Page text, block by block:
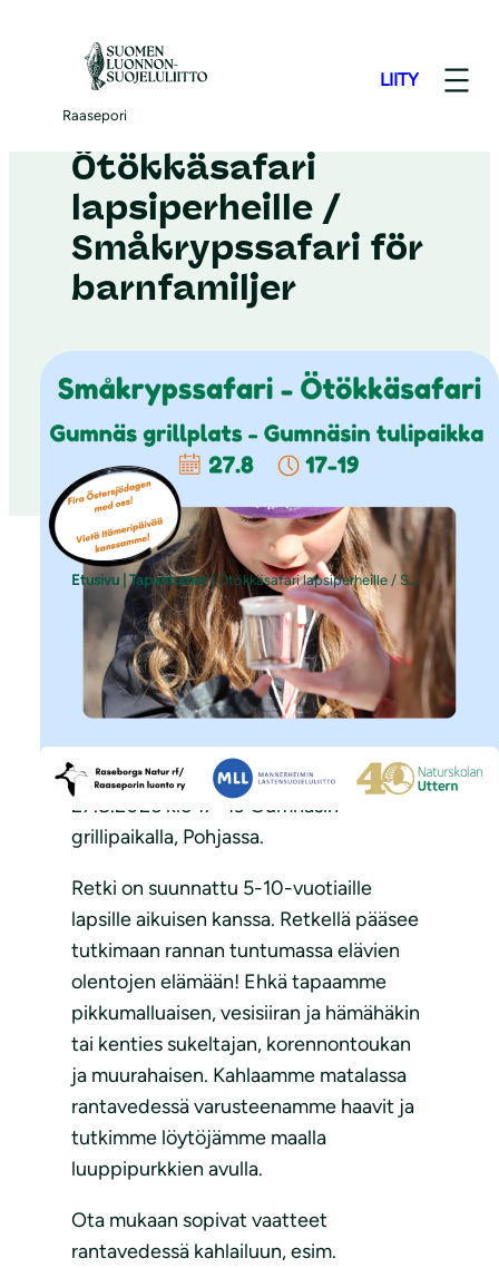
Raasepori
LIITY
Raasepori
Ötökkäsafari
lapsiperheille /
Småkrypssafari för
barnfamiljer
Etusivu Tapahtumat|Ötökkäsafari lapsiperheille / Småkrypssafari för barnfamiljer
Raaseporin Luonto järjestää
yhteistyössä MLL Karjaan yhdistyksen ja
Naturskolan Uttern:n kanssa
Ötökkäsafarin! Ajankohtana to
27.8.2026 klo 17–19 Gumnäsin
grillipaikalla, Pohjassa.
Retki on suunnattu 5-10-vuotiaille
lapsille aikuisen kanssa. Retkellä pääsee
tutkimaan rannan tuntumassa elävien
olentojen elämään! Ehkä tapaamme
pikkumalluaisen, vesisiiran ja hämähäkin
tai kenties sukeltajan, korennontoukan
ja muurahaisen. Kahlaamme matalassa
rantavedessä varusteenamme haavit ja
tutkimme löytöjämme maalla
luuppipurkkien avulla.
Ota mukaan sopivat vaatteet
rantavedessä kahlailuun, esim.